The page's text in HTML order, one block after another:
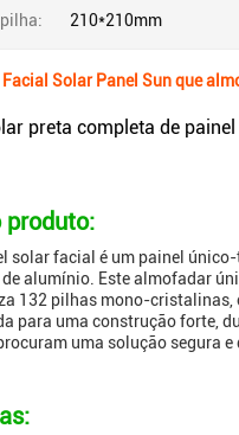
210*210mm
Facial Solar Panel Sun que
preta completa de
produto:
solar facial é um painel
alumínio. Este almofadar
132 pilhas mono-cristalinas,
para uma construção forte,
uma solução segura e